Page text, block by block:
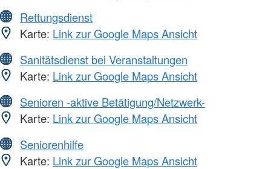
Rettungsdienst
Karte: Link zur Google Maps Ansicht
Sanitätsdienst bei Veranstaltungen
Karte: Link zur Google Maps Ansicht
Senioren -aktive Betätigung/Netzwerk-
Karte: Link zur Google Maps Ansicht
Seniorenhilfe
Karte: Link zur Google Maps Ansicht